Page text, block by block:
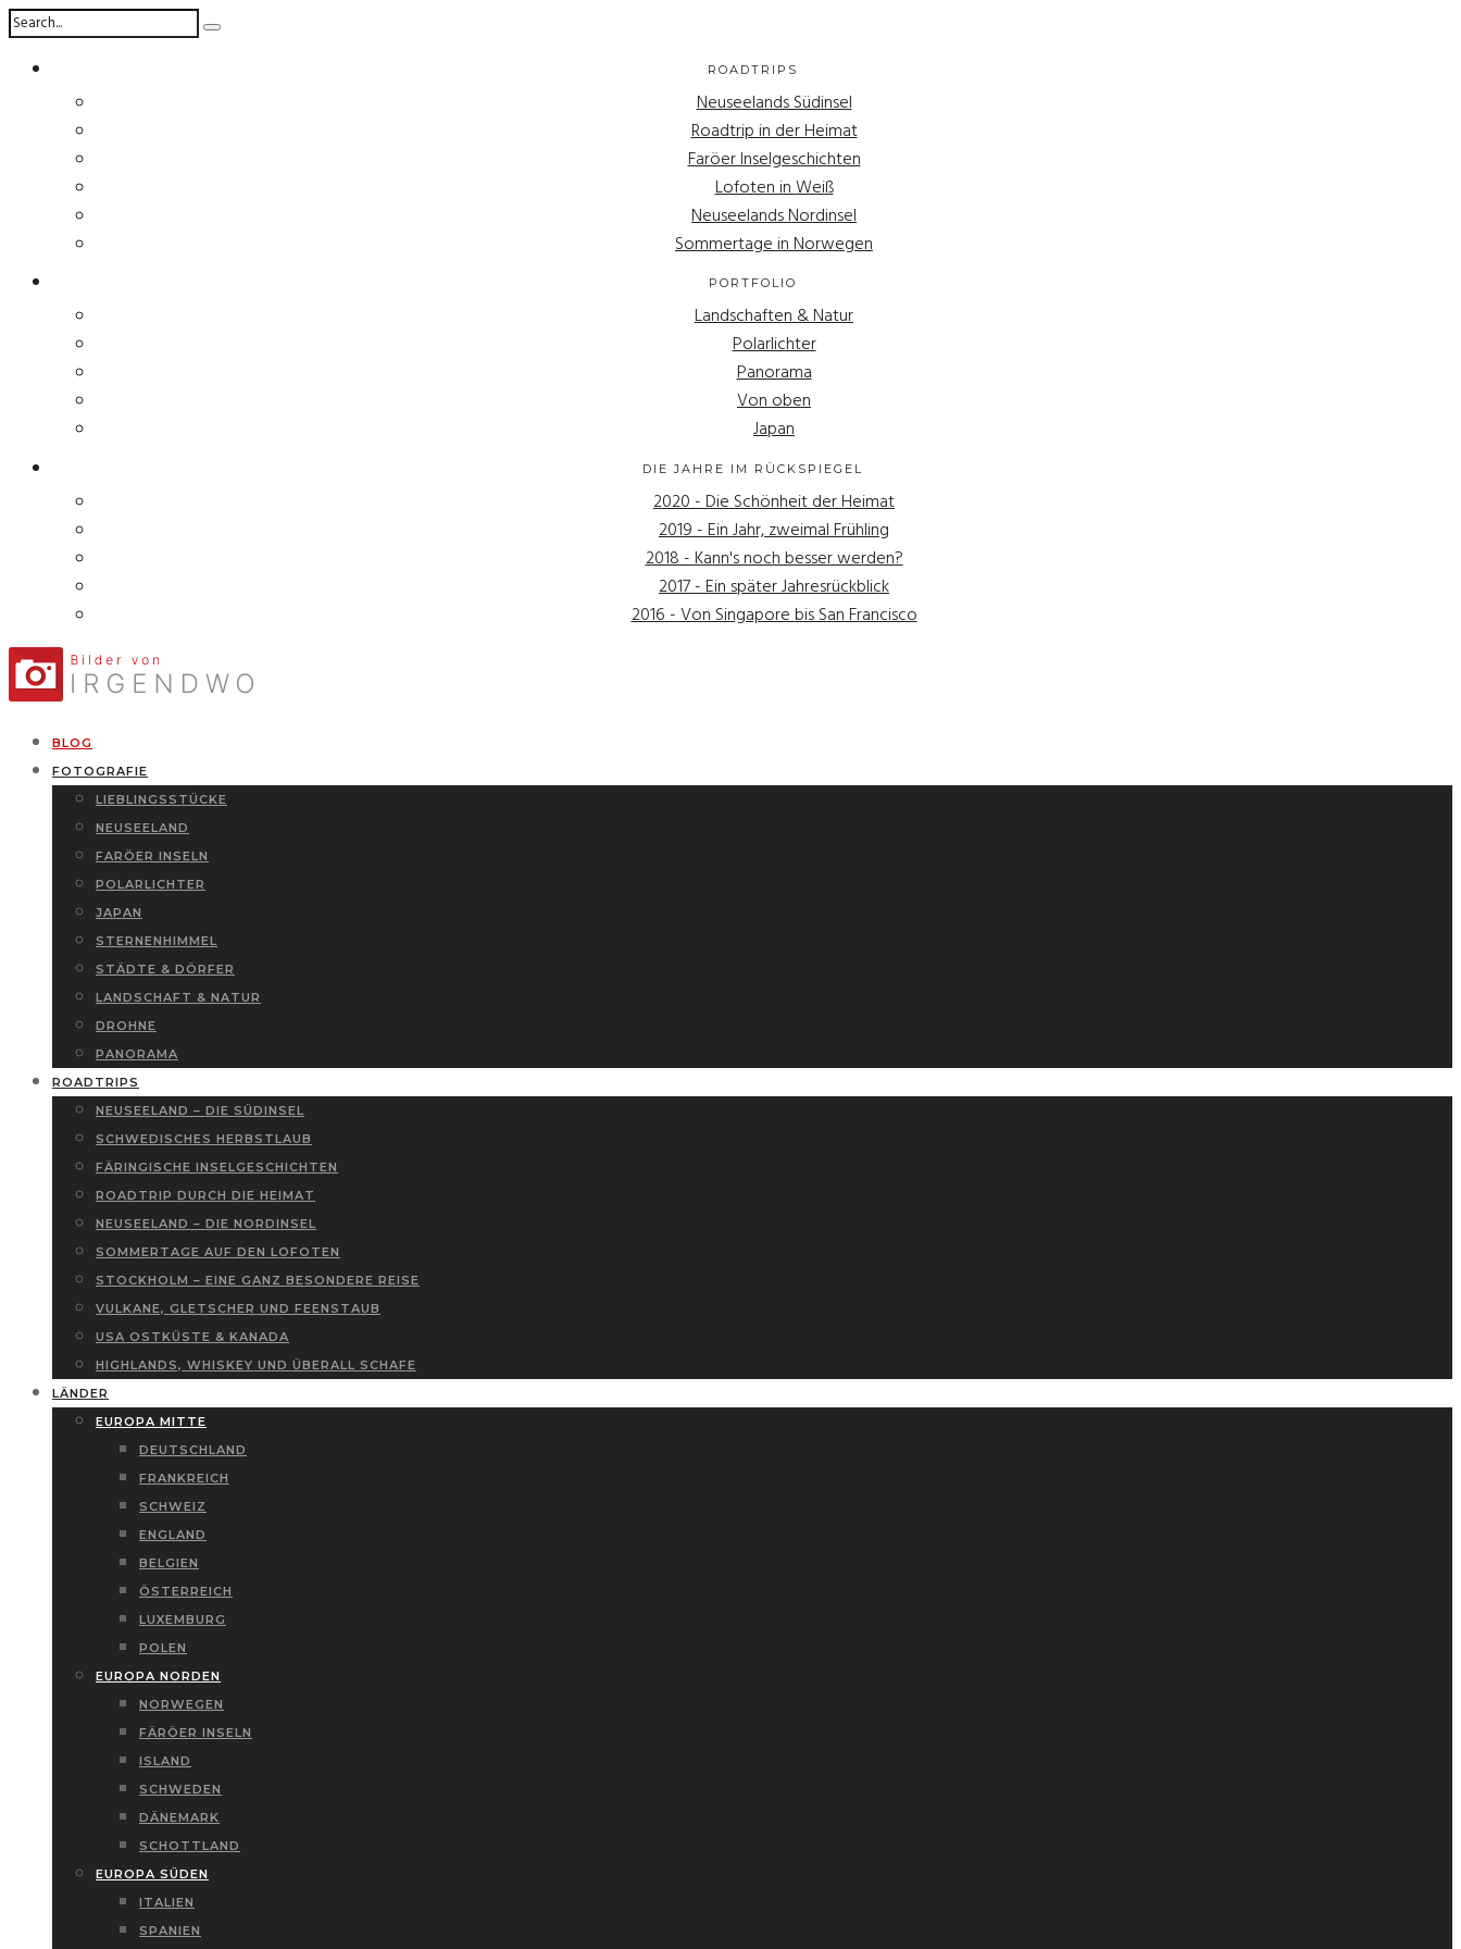
ROADTRIPS
Neuseelands Südinsel
Roadtrip in der Heimat
Faröer Inselgeschichten
Lofoten in Weiß
Neuseelands Nordinsel
Sommertage in Norwegen
PORTFOLIO
Landschaften & Natur
Polarlichter
Panorama
Von oben
Japan
DIE JAHRE IM RÜCKSPIEGEL
2020 - Die Schönheit der Heimat
2019 - Ein Jahr, zweimal Frühling
2018 - Kann's noch besser werden?
2017 - Ein später Jahresrückblick
2016 - Von Singapore bis San Francisco
BLOG
FOTOGRAFIE
LIEBLINGSSTÜCKE
NEUSEELAND
FARÖER INSELN
POLARLICHTER
JAPAN
STERNENHIMMEL
STÄDTE & DÖRFER
LANDSCHAFT & NATUR
DROHNE
PANORAMA
ROADTRIPS
NEUSEELAND – DIE SÜDINSEL
SCHWEDISCHES HERBSTLAUB
FÄRINGISCHE INSELGESCHICHTEN
ROADTRIP DURCH DIE HEIMAT
NEUSEELAND – DIE NORDINSEL
SOMMERTAGE AUF DEN LOFOTEN
STOCKHOLM – EINE GANZ BESONDERE REISE
VULKANE, GLETSCHER UND FEENSTAUB
USA OSTKÜSTE & KANADA
HIGHLANDS, WHISKEY UND ÜBERALL SCHAFE
LÄNDER
EUROPA MITTE
DEUTSCHLAND
FRANKREICH
SCHWEIZ
ENGLAND
BELGIEN
ÖSTERREICH
LUXEMBURG
POLEN
EUROPA NORDEN
NORWEGEN
FÄRÖER INSELN
ISLAND
SCHWEDEN
DÄNEMARK
SCHOTTLAND
EUROPA SÜDEN
ITALIEN
SPANIEN